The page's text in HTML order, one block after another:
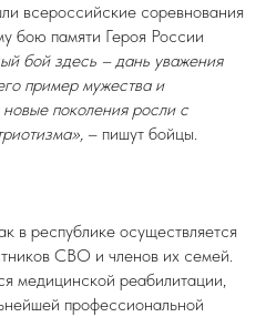
всероссийские соревнования
бою памяти Героя России
бой здесь – дань уважения
пример мужества и
поколения росли с
– пишут бойцы.
в республике осуществляется
СВО и членов их семей.
медицинской реабилитации,
профессиональной